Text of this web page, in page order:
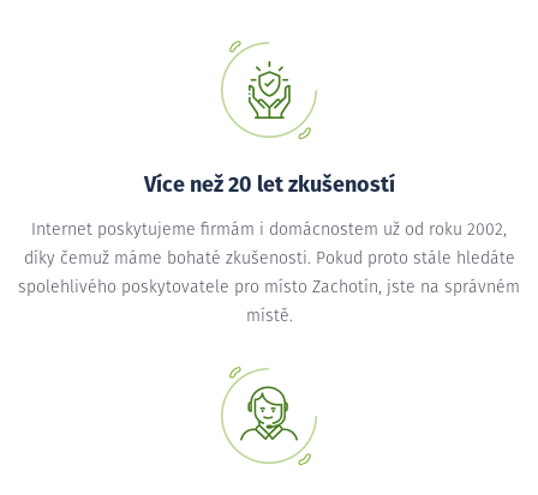
Více než 20 let zkušeností
Internet poskytujeme firmám i domácnostem už od roku 2002,
díky čemuž máme bohaté zkušenosti. Pokud proto stále hledáte
spolehlivého poskytovatele pro místo Zachotín, jste na správném
místě.